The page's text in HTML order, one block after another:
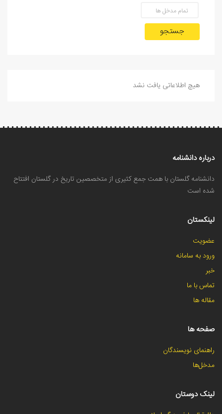
جستجو
هیچ اطلاعاتی یافت نشد
درباره دانشنامه
دانشنامه گلستان با همت جمع کثیری از متخصصین تاریخ در گلستان افتتاح
شده است
لینکستان
عضویت
ورود به سامانه
خبر
تماس با ما
مقاله ها
صفحه ها
راهنمای نویسندگان
مدخل‌ها
لینک دوستان